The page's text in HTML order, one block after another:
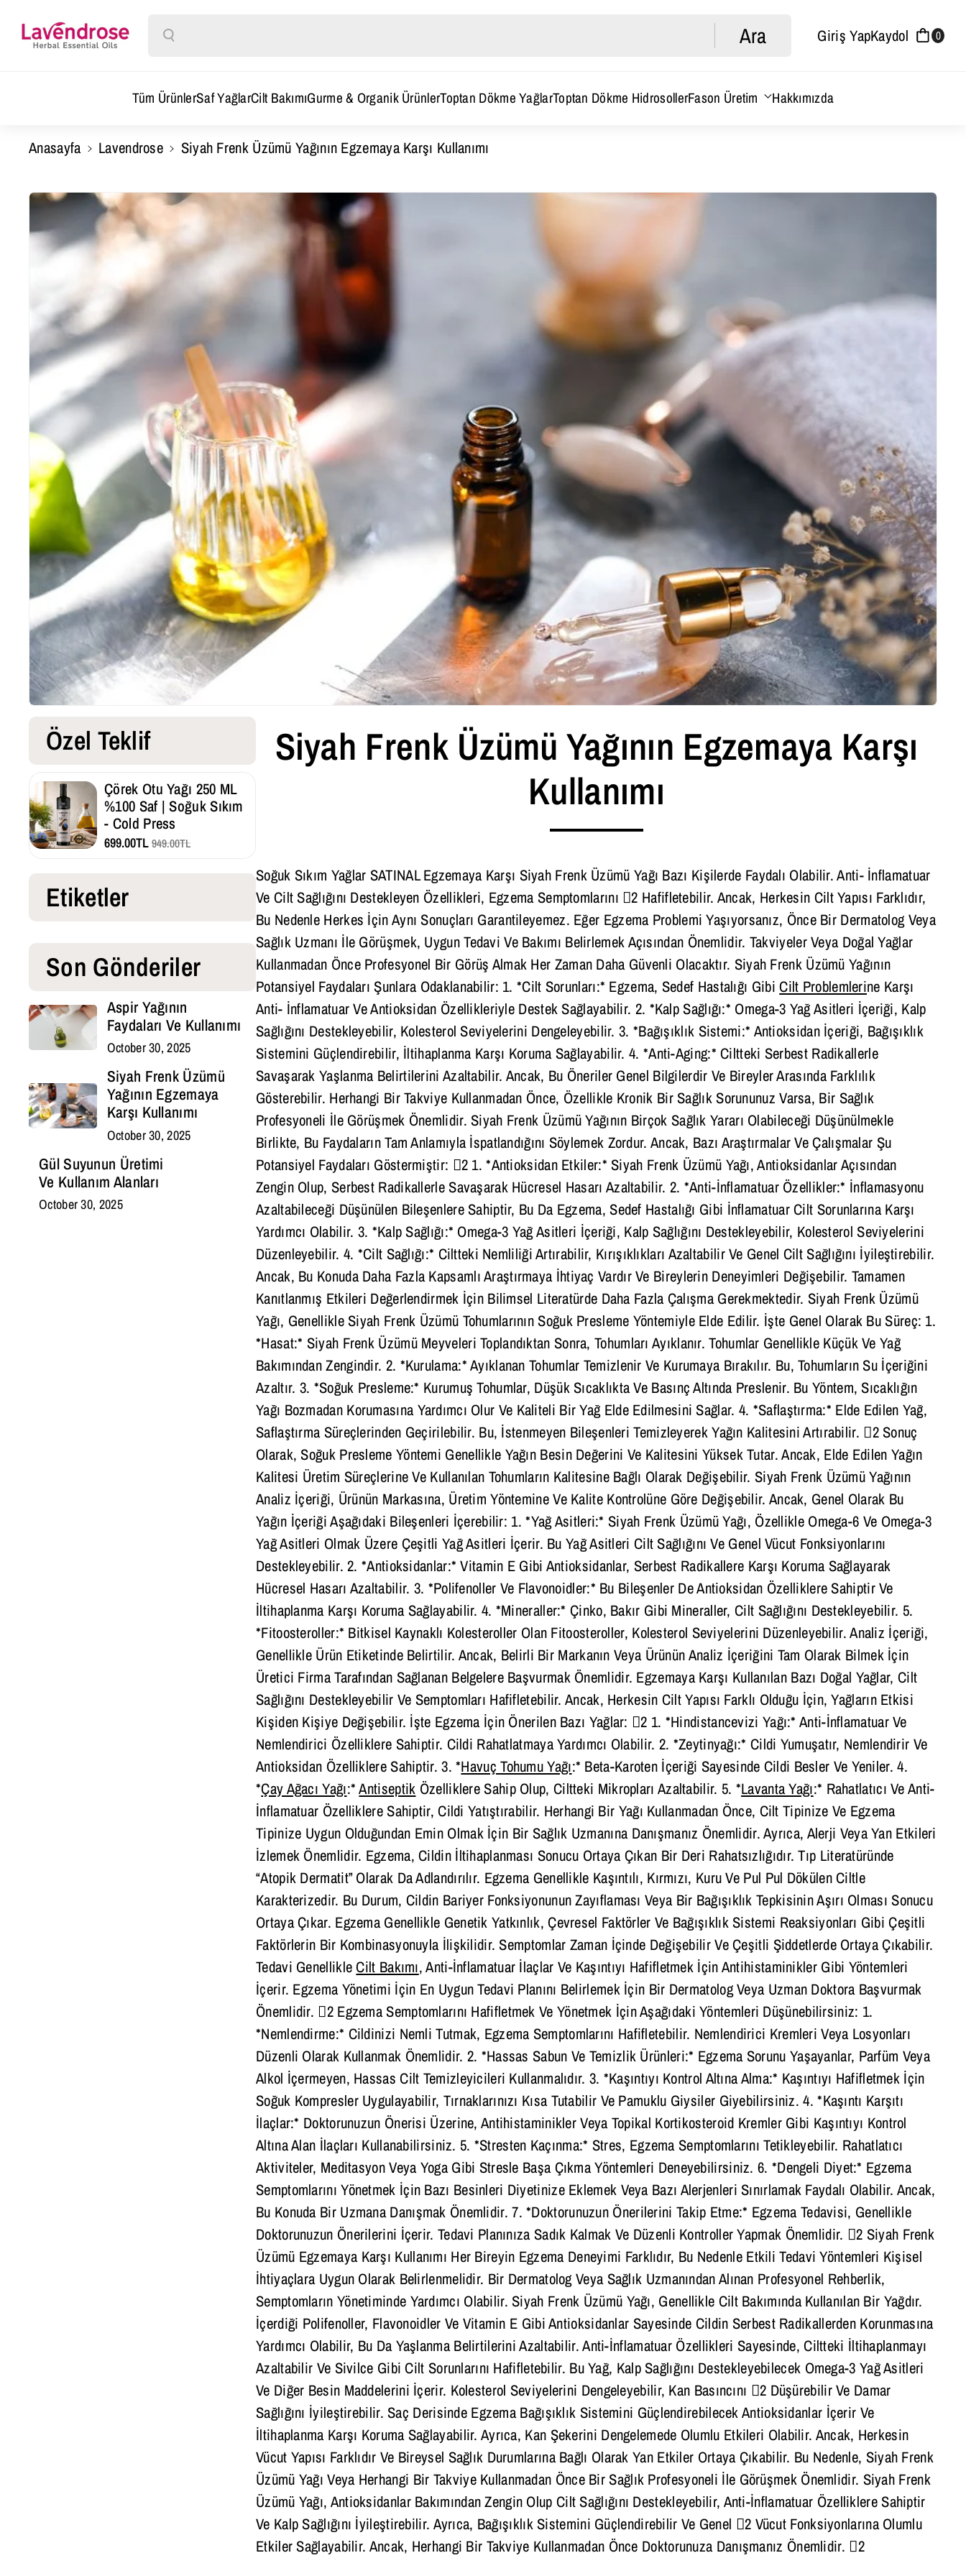
Ara Ara Giriş YapKaydol 0
Tüm ÜrünlerSaf YağlarCilt BakımıGurme & Organik ÜrünlerToptan Dökme YağlarToptan Dökme HidrosollerFason Üretim Hakkımızda
Anasayfa Lavendrose Siyah Frenk Üzümü Yağının Egzemaya Karşı Kullanımı
Özel Teklif
Çörek Otu Yağı 250 ML
%100 Saf | Soğuk Sıkım
- Cold Press
699.00TL949.00TL
Etiketler
Son Gönderiler
Aspir Yağının
Faydaları Ve Kullanımı
October 30, 2025
Siyah Frenk Üzümü
Yağının Egzemaya
Karşı Kullanımı
October 30, 2025
Gül Suyunun Üretimi
Ve Kullanım Alanları
October 30, 2025
Siyah Frenk Üzümü Yağının Egzemaya Karşı
Kullanımı
Soğuk Sıkım Yağlar SATINAL Egzemaya Karşı Siyah Frenk Üzümü Yağı Bazı Kişilerde Faydalı Olabilir. Anti- İnflamatuar
Ve Cilt Sağlığını Destekleyen Özellikleri, Egzema Semptomlarını 2 Hafifletebilir. Ancak, Herkesin Cilt Yapısı Farklıdır,
Bu Nedenle Herkes İçin Aynı Sonuçları Garantileyemez. Eğer Egzema Problemi Yaşıyorsanız, Önce Bir Dermatolog Veya
Sağlık Uzmanı İle Görüşmek, Uygun Tedavi Ve Bakımı Belirlemek Açısından Önemlidir. Takviyeler Veya Doğal Yağlar
Kullanmadan Önce Profesyonel Bir Görüş Almak Her Zaman Daha Güvenli Olacaktır. Siyah Frenk Üzümü Yağının
Potansiyel Faydaları Şunlara Odaklanabilir: 1. *Cilt Sorunları:* Egzema, Sedef Hastalığı GibiCilt ProblemleriNe Karşı
Anti- İnflamatuar Ve Antioksidan Özellikleriyle Destek Sağlayabilir. 2. *Kalp Sağlığı:* Omega-3 Yağ Asitleri İçeriği, Kalp
Sağlığını Destekleyebilir, Kolesterol Seviyelerini Dengeleyebilir. 3. *Bağışıklık Sistemi:* Antioksidan İçeriği, Bağışıklık
Sistemini Güçlendirebilir, İltihaplanma Karşı Koruma Sağlayabilir. 4. *Anti-Aging:* Ciltteki Serbest Radikallerle
Savaşarak Yaşlanma Belirtilerini Azaltabilir. Ancak, Bu Öneriler Genel Bilgilerdir Ve Bireyler Arasında Farklılık
Gösterebilir. Herhangi Bir Takviye Kullanmadan Önce, Özellikle Kronik Bir Sağlık Sorununuz Varsa, Bir Sağlık
Profesyoneli İle Görüşmek Önemlidir. Siyah Frenk Üzümü Yağının Birçok Sağlık Yararı Olabileceği Düşünülmekle
Birlikte, Bu Faydaların Tam Anlamıyla İspatlandığını Söylemek Zordur. Ancak, Bazı Araştırmalar Ve Çalışmalar Şu
Potansiyel Faydaları Göstermiştir: 2 1. *Antioksidan Etkiler:* Siyah Frenk Üzümü Yağı, Antioksidanlar Açısından
Zengin Olup, Serbest Radikallerle Savaşarak Hücresel Hasarı Azaltabilir. 2. *Anti-İnflamatuar Özellikler:* İnflamasyonu
Azaltabileceği Düşünülen Bileşenlere Sahiptir, Bu Da Egzema, Sedef Hastalığı Gibi İnflamatuar Cilt Sorunlarına Karşı
Yardımcı Olabilir. 3. *Kalp Sağlığı:* Omega-3 Yağ Asitleri İçeriği, Kalp Sağlığını Destekleyebilir, Kolesterol Seviyelerini
Düzenleyebilir. 4. *Cilt Sağlığı:* Ciltteki Nemliliği Artırabilir, Kırışıklıkları Azaltabilir Ve Genel Cilt Sağlığını İyileştirebilir.
Ancak, Bu Konuda Daha Fazla Kapsamlı Araştırmaya İhtiyaç Vardır Ve Bireylerin Deneyimleri Değişebilir. Tamamen
Kanıtlanmış Etkileri Değerlendirmek İçin Bilimsel Literatürde Daha Fazla Çalışma Gerekmektedir. Siyah Frenk Üzümü
Yağı, Genellikle Siyah Frenk Üzümü Tohumlarının Soğuk Presleme Yöntemiyle Elde Edilir. İşte Genel Olarak Bu Süreç: 1.
*Hasat:* Siyah Frenk Üzümü Meyveleri Toplandıktan Sonra, Tohumları Ayıklanır. Tohumlar Genellikle Küçük Ve Yağ
Bakımından Zengindir. 2. *Kurulama:* Ayıklanan Tohumlar Temizlenir Ve Kurumaya Bırakılır. Bu, Tohumların Su İçeriğini
Azaltır. 3. *Soğuk Presleme:* Kurumuş Tohumlar, Düşük Sıcaklıkta Ve Basınç Altında Preslenir. Bu Yöntem, Sıcaklığın
Yağı Bozmadan Korumasına Yardımcı Olur Ve Kaliteli Bir Yağ Elde Edilmesini Sağlar. 4. *Saflaştırma:* Elde Edilen Yağ,
Saflaştırma Süreçlerinden Geçirilebilir. Bu, İstenmeyen Bileşenleri Temizleyerek Yağın Kalitesini Artırabilir. 2 Sonuç
Olarak, Soğuk Presleme Yöntemi Genellikle Yağın Besin Değerini Ve Kalitesini Yüksek Tutar. Ancak, Elde Edilen Yağın
Kalitesi Üretim Süreçlerine Ve Kullanılan Tohumların Kalitesine Bağlı Olarak Değişebilir. Siyah Frenk Üzümü Yağının
Analiz İçeriği, Ürünün Markasına, Üretim Yöntemine Ve Kalite Kontrolüne Göre Değişebilir. Ancak, Genel Olarak Bu
Yağın İçeriği Aşağıdaki Bileşenleri İçerebilir: 1. *Yağ Asitleri:* Siyah Frenk Üzümü Yağı, Özellikle Omega-6 Ve Omega-3
Yağ Asitleri Olmak Üzere Çeşitli Yağ Asitleri İçerir. Bu Yağ Asitleri Cilt Sağlığını Ve Genel Vücut Fonksiyonlarını
Destekleyebilir. 2. *Antioksidanlar:* Vitamin E Gibi Antioksidanlar, Serbest Radikallere Karşı Koruma Sağlayarak
Hücresel Hasarı Azaltabilir. 3. *Polifenoller Ve Flavonoidler:* Bu Bileşenler De Antioksidan Özelliklere Sahiptir Ve
İltihaplanma Karşı Koruma Sağlayabilir. 4. *Mineraller:* Çinko, Bakır Gibi Mineraller, Cilt Sağlığını Destekleyebilir. 5.
*Fitoosteroller:* Bitkisel Kaynaklı Kolesteroller Olan Fitoosteroller, Kolesterol Seviyelerini Düzenleyebilir. Analiz İçeriği,
Genellikle Ürün Etiketinde Belirtilir. Ancak, Belirli Bir Markanın Veya Ürünün Analiz İçeriğini Tam Olarak Bilmek İçin
Üretici Firma Tarafından Sağlanan Belgelere Başvurmak Önemlidir. Egzemaya Karşı Kullanılan Bazı Doğal Yağlar, Cilt
Sağlığını Destekleyebilir Ve Semptomları Hafifletebilir. Ancak, Herkesin Cilt Yapısı Farklı Olduğu İçin, Yağların Etkisi
Kişiden Kişiye Değişebilir. İşte Egzema İçin Önerilen Bazı Yağlar: 2 1. *Hindistancevizi Yağı:* Anti-İnflamatuar Ve
Nemlendirici Özelliklere Sahiptir. Cildi Rahatlatmaya Yardımcı Olabilir. 2. *Zeytinyağı:* Cildi Yumuşatır, Nemlendirir Ve
Antioksidan Özelliklere Sahiptir. 3. *Havuç Tohumu Yağı:* Beta-Karoten İçeriği Sayesinde Cildi Besler Ve Yeniler. 4.
*Çay Ağacı Yağı:*Antiseptik Özelliklere Sahip Olup, Ciltteki Mikropları Azaltabilir. 5. *Lavanta Yağı:* Rahatlatıcı Ve Anti-
İnflamatuar Özelliklere Sahiptir, Cildi Yatıştırabilir. Herhangi Bir Yağı Kullanmadan Önce, Cilt Tipinize Ve Egzema
Tipinize Uygun Olduğundan Emin Olmak İçin Bir Sağlık Uzmanına Danışmanız Önemlidir. Ayrıca, Alerji Veya Yan Etkileri
İzlemek Önemlidir. Egzema, Cildin İltihaplanması Sonucu Ortaya Çıkan Bir Deri Rahatsızlığıdır. Tıp Literatüründe
“Atopik Dermatit” Olarak Da Adlandırılır. Egzema Genellikle Kaşıntılı, Kırmızı, Kuru Ve Pul Pul Dökülen Ciltle
Karakterizedir. Bu Durum, Cildin Bariyer Fonksiyonunun Zayıflaması Veya Bir Bağışıklık Tepkisinin Aşırı Olması Sonucu
Ortaya Çıkar. Egzema Genellikle Genetik Yatkınlık, Çevresel Faktörler Ve Bağışıklık Sistemi Reaksiyonları Gibi Çeşitli
Faktörlerin Bir Kombinasyonuyla İlişkilidir. Semptomlar Zaman İçinde Değişebilir Ve Çeşitli Şiddetlerde Ortaya Çıkabilir.
Tedavi GenellikleCilt Bakımı, Anti-İnflamatuar İlaçlar Ve Kaşıntıyı Hafifletmek İçin Antihistaminikler Gibi Yöntemleri
İçerir. Egzema Yönetimi İçin En Uygun Tedavi Planını Belirlemek İçin Bir Dermatolog Veya Uzman Doktora Başvurmak
Önemlidir. 2 Egzema Semptomlarını Hafifletmek Ve Yönetmek İçin Aşağıdaki Yöntemleri Düşünebilirsiniz: 1.
*Nemlendirme:* Cildinizi Nemli Tutmak, Egzema Semptomlarını Hafifletebilir. Nemlendirici Kremleri Veya Losyonları
Düzenli Olarak Kullanmak Önemlidir. 2. *Hassas Sabun Ve Temizlik Ürünleri:* Egzema Sorunu Yaşayanlar, Parfüm Veya
Alkol İçermeyen, Hassas Cilt Temizleyicileri Kullanmalıdır. 3. *Kaşıntıyı Kontrol Altına Alma:* Kaşıntıyı Hafifletmek İçin
Soğuk Kompresler Uygulayabilir, Tırnaklarınızı Kısa Tutabilir Ve Pamuklu Giysiler Giyebilirsiniz. 4. *Kaşıntı Karşıtı
İlaçlar:* Doktorunuzun Önerisi Üzerine, Antihistaminikler Veya Topikal Kortikosteroid Kremler Gibi Kaşıntıyı Kontrol
Altına Alan İlaçları Kullanabilirsiniz. 5. *Stresten Kaçınma:* Stres, Egzema Semptomlarını Tetikleyebilir. Rahatlatıcı
Aktiviteler, Meditasyon Veya Yoga Gibi Stresle Başa Çıkma Yöntemleri Deneyebilirsiniz. 6. *Dengeli Diyet:* Egzema
Semptomlarını Yönetmek İçin Bazı Besinleri Diyetinize Eklemek Veya Bazı Alerjenleri Sınırlamak Faydalı Olabilir. Ancak,
Bu Konuda Bir Uzmana Danışmak Önemlidir. 7. *Doktorunuzun Önerilerini Takip Etme:* Egzema Tedavisi, Genellikle
Doktorunuzun Önerilerini İçerir. Tedavi Planınıza Sadık Kalmak Ve Düzenli Kontroller Yapmak Önemlidir. 2 Siyah Frenk
Üzümü Egzemaya Karşı Kullanımı Her Bireyin Egzema Deneyimi Farklıdır, Bu Nedenle Etkili Tedavi Yöntemleri Kişisel
İhtiyaçlara Uygun Olarak Belirlenmelidir. Bir Dermatolog Veya Sağlık Uzmanından Alınan Profesyonel Rehberlik,
Semptomların Yönetiminde Yardımcı Olabilir. Siyah Frenk Üzümü Yağı, Genellikle Cilt Bakımında Kullanılan Bir Yağdır.
İçerdiği Polifenoller, Flavonoidler Ve Vitamin E Gibi Antioksidanlar Sayesinde Cildin Serbest Radikallerden Korunmasına
Yardımcı Olabilir, Bu Da Yaşlanma Belirtilerini Azaltabilir. Anti-İnflamatuar Özellikleri Sayesinde, Ciltteki İltihaplanmayı
Azaltabilir Ve Sivilce Gibi Cilt Sorunlarını Hafifletebilir. Bu Yağ, Kalp Sağlığını Destekleyebilecek Omega-3 Yağ Asitleri
Ve Diğer Besin Maddelerini İçerir. Kolesterol Seviyelerini Dengeleyebilir, Kan Basıncını 2 Düşürebilir Ve Damar
Sağlığını İyileştirebilir. Saç Derisinde Egzema Bağışıklık Sistemini Güçlendirebilecek Antioksidanlar İçerir Ve
İltihaplanma Karşı Koruma Sağlayabilir. Ayrıca, Kan Şekerini Dengelemede Olumlu Etkileri Olabilir. Ancak, Herkesin
Vücut Yapısı Farklıdır Ve Bireysel Sağlık Durumlarına Bağlı Olarak Yan Etkiler Ortaya Çıkabilir. Bu Nedenle, Siyah Frenk
Üzümü Yağı Veya Herhangi Bir Takviye Kullanmadan Önce Bir Sağlık Profesyoneli İle Görüşmek Önemlidir. Siyah Frenk
Üzümü Yağı, Antioksidanlar Bakımından Zengin Olup Cilt Sağlığını Destekleyebilir, Anti-İnflamatuar Özelliklere Sahiptir
Ve Kalp Sağlığını İyileştirebilir. Ayrıca, Bağışıklık Sistemini Güçlendirebilir Ve Genel 2 Vücut Fonksiyonlarına Olumlu
Etkiler Sağlayabilir. Ancak, Herhangi Bir Takviye Kullanmadan Önce Doktorunuza Danışmanız Önemlidir. 2